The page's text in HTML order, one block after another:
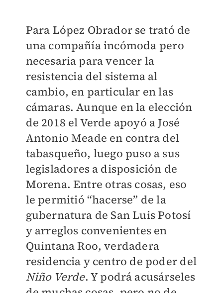
Para López Obrador se trató de
una compañía incómoda pero
necesaria para vencer la
resistencia del sistema al
cambio, en particular en las
cámaras. Aunque en la elección
de 2018 el Verde apoyó a José
Antonio Meade en contra del
tabasqueño, luego puso a sus
legisladores a disposición de
Morena. Entre otras cosas, eso
le permitió “hacerse” de la
gubernatura de San Luis Potosí
y arreglos convenientes en
Quintana Roo, verdadera
residencia y centro de poder del
Niño Verde. Y podrá acusárseles